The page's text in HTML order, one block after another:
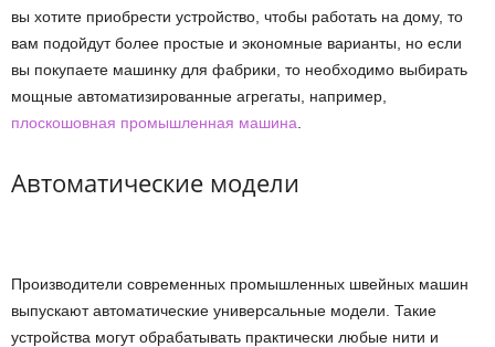
вы хотите приобрести устройство, чтобы работать на дому, то
вам подойдут более простые и экономные варианты, но если
вы покупаете машинку для фабрики, то необходимо выбирать
мощные автоматизированные агрегаты, например,
плоскошовная промышленная машина
Автоматические модели
Производители современных промышленных швейных машин
выпускают автоматические универсальные модели. Такие
устройства могут обрабатывать практически любые нити и